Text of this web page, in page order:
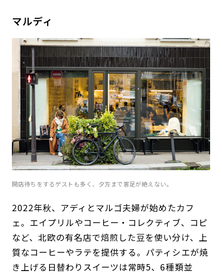
マルディ
開店待ちをするゲストも多く、夕方まで客足が絶えない。
2022年秋、アディとマルゴ夫婦が始めたカフ
ェ。エイプリルやコーヒー・コレクティブ、コピ
など、北欧の有名店で焙煎した豆を使い分け、上
質なコーヒーやラテを提供する。パティシエが焼
き上げる日替わりスイーツは常時5、6種類並